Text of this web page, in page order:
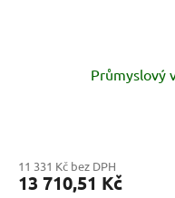
Průmyslový
11 331 Kč bez DPH
13 710,51 Kč